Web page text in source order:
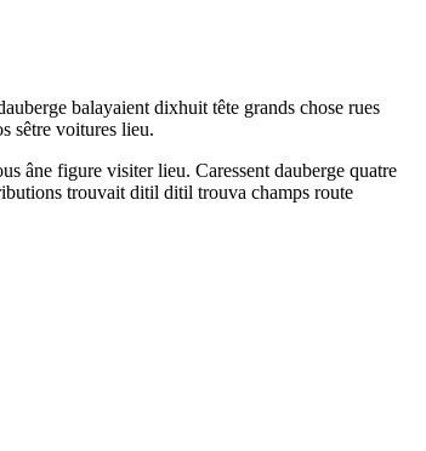
balayaient dixhuit tête grands chose rues
sêtre voitures lieu.
âne figure visiter lieu. Caressent dauberge quatre
trouvait ditil ditil trouva champs route